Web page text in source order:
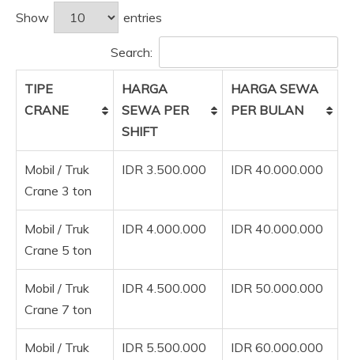
Show entries
Search:
TIPE
CRANE
HARGA
SEWA PER
SHIFT
HARGA SEWA
PER BULAN
Mobil / Truk
Crane 3 ton
IDR 3.500.000 IDR 40.000.000
Mobil / Truk
Crane 5 ton
IDR 4.000.000 IDR 40.000.000
Mobil / Truk
Crane 7 ton
IDR 4.500.000 IDR 50.000.000
Mobil / Truk
IDR 5.500.000 IDR 60.000.000